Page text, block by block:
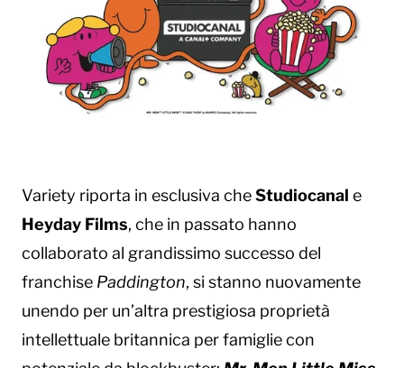
Variety riporta in esclusiva cheStudiocanal e
Heyday Films, che in passato hanno
collaborato al grandissimo successo del
franchise Paddington, si stanno nuovamente
unendo per un’altra prestigiosa proprietà
intellettuale britannica per famiglie con